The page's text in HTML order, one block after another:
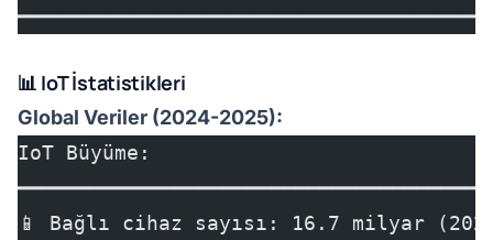
📊 IoT İstatistikleri
Global Veriler (2024-2025):
IoT Büyüme:
📱 Bağlı cihaz sayısı: 16.7 milyar